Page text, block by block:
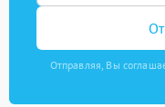
Отправляя, Вы